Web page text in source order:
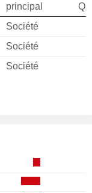
principal
Association
Société
Association
Société
Association
Société